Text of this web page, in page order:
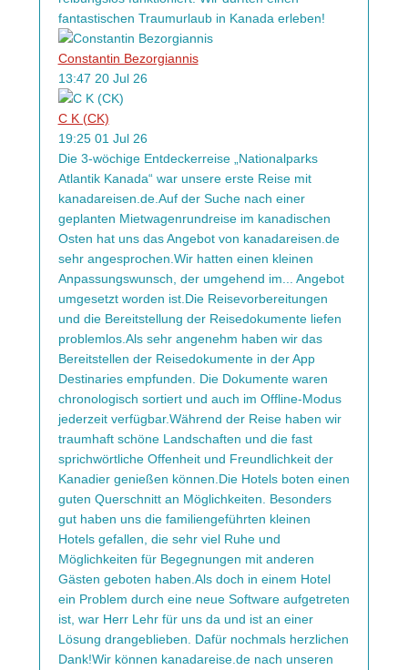
fantastischen Traumurlaub in Kanada erleben!
Constantin Bezorgiannis
13:47 20 Jul 26
C K (CK)
19:25 01 Jul 26
Die 3-wöchige Entdeckerreise „Nationalparks
Atlantik Kanada“ war unsere erste Reise mit
kanadareisen.de.Auf der Suche nach einer
geplanten Mietwagenrundreise im kanadischen
Osten hat uns das Angebot von kanadareisen.de
sehr angesprochen.Wir hatten einen kleinen
Anpassungswunsch, der umgehend im
Angebot
umgesetzt worden ist.Die Reisevorbereitungen
und die Bereitstellung der Reisedokumente liefen
problemlos.Als sehr angenehm haben wir das
Bereitstellen der Reisedokumente in der App
Destinaries empfunden. Die Dokumente waren
chronologisch sortiert und auch im Offline-Modus
jederzeit verfügbar.Während der Reise haben wir
traumhaft schöne Landschaften und die fast
sprichwörtliche Offenheit und Freundlichkeit der
Kanadier genießen können.Die Hotels boten einen
guten Querschnitt an Möglichkeiten. Besonders
gut haben uns die familiengeführten kleinen
Hotels gefallen, die sehr viel Ruhe und
Möglichkeiten für Begegnungen mit anderen
Gästen geboten haben.Als doch in einem Hotel
ein Problem durch eine neue Software aufgetreten
ist, war Herr Lehr für uns da und ist an einer
Lösung drangeblieben. Dafür nochmals herzlichen
Dank!Wir können kanadareise.de nach unseren